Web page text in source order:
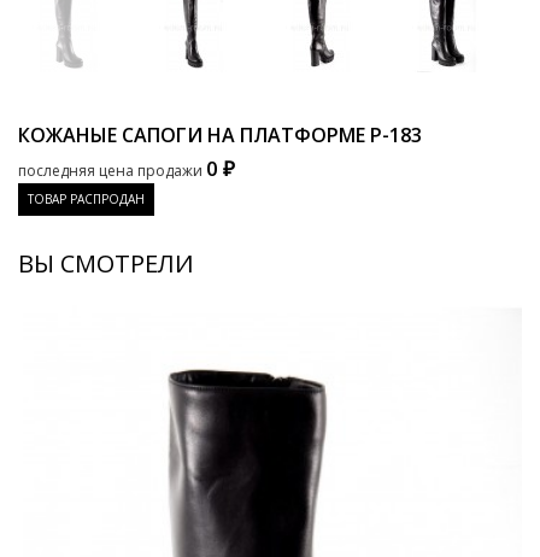
КОЖАНЫЕ САПОГИ НА ПЛАТФОРМЕ P-183
последняя цена продажи 0 ₽
ТОВАР РАСПРОДАН
ВЫ СМОТРЕЛИ